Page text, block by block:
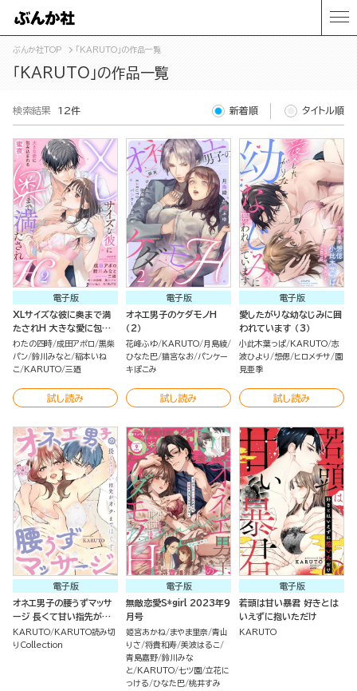
ぶんか社TOP 「KARUTO」の作品一覧
「KARUTO」の作品一覧
検索結果 12件 新着順 タイトル順
電子版
XLサイズな彼に奥まで満
たされH 大きな愛に包み
込まれる蜜夜 （2）
わたの四時 成田アポロ 黒柴
パン 鈴川みなと 稲本いね
こ
KARUTO 三廼
試し読み
電子版
オネエ男子のケダモノH
（2）
花峰ふゆ KARUTO 月島綾
ひなた巴 猫宮なお パンケー
キぽこみ
試し読み
電子版
愛したがりな幼なじみに囲
われています （3）
小此木葉っぱ KARUTO 志
波ひより
想偲 ヒロメチサ
園
見亜季
試し読み
電子版
オネエ男子の腰うずマッサ
ージ 長くて甘い指先がオク
までほぐす（単話版）
KARUTO
KARUTO読み切
りCollection
電子版
無敵恋愛S*girl 2023年9
月号
姫宮あかね まやま里奈 青山
りさ 将貴和寿 美波はるこ
青島嘉野 鈴川みな
と
KARUTO 七ツ園 立花に
っける ひなた巴 桃井すみ
電子版
若頭は甘い暴君 好きとは
いえずに抱いただけ
KARUTO